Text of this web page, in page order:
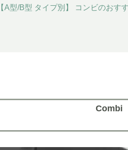
【A型/B型 タイプ別】 コンビのおす
Combi